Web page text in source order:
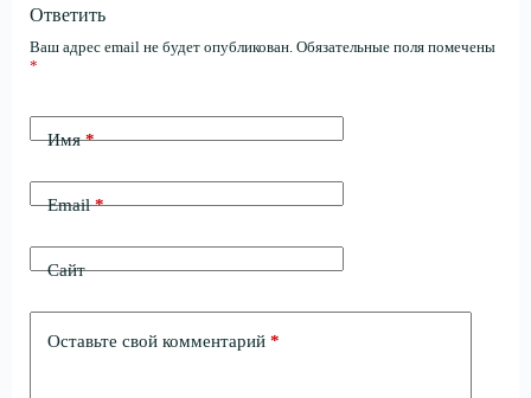
Ответить
Ваш адрес email не будет опубликован. Обязательные поля помечены
*
Имя*
Email*
Сайт
Оставьте свой комментарий *